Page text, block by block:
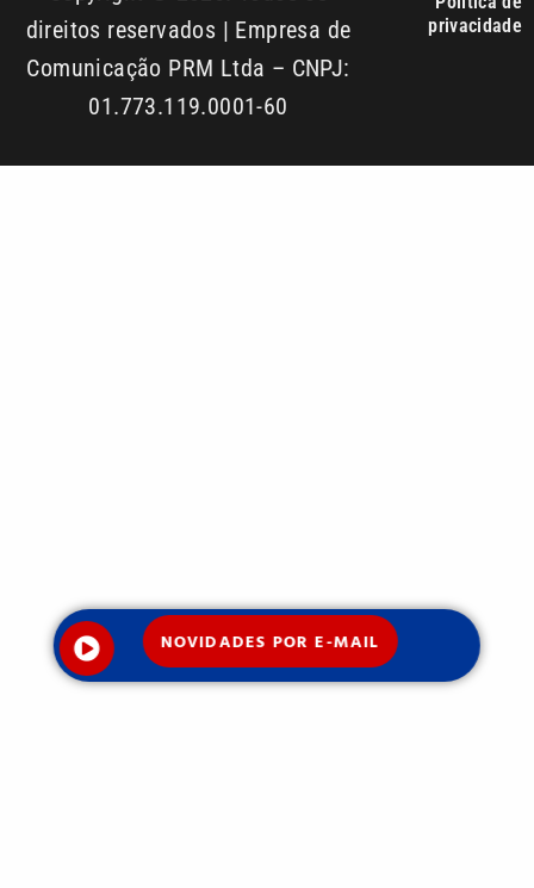
NOVIDADES POR E-MAIL